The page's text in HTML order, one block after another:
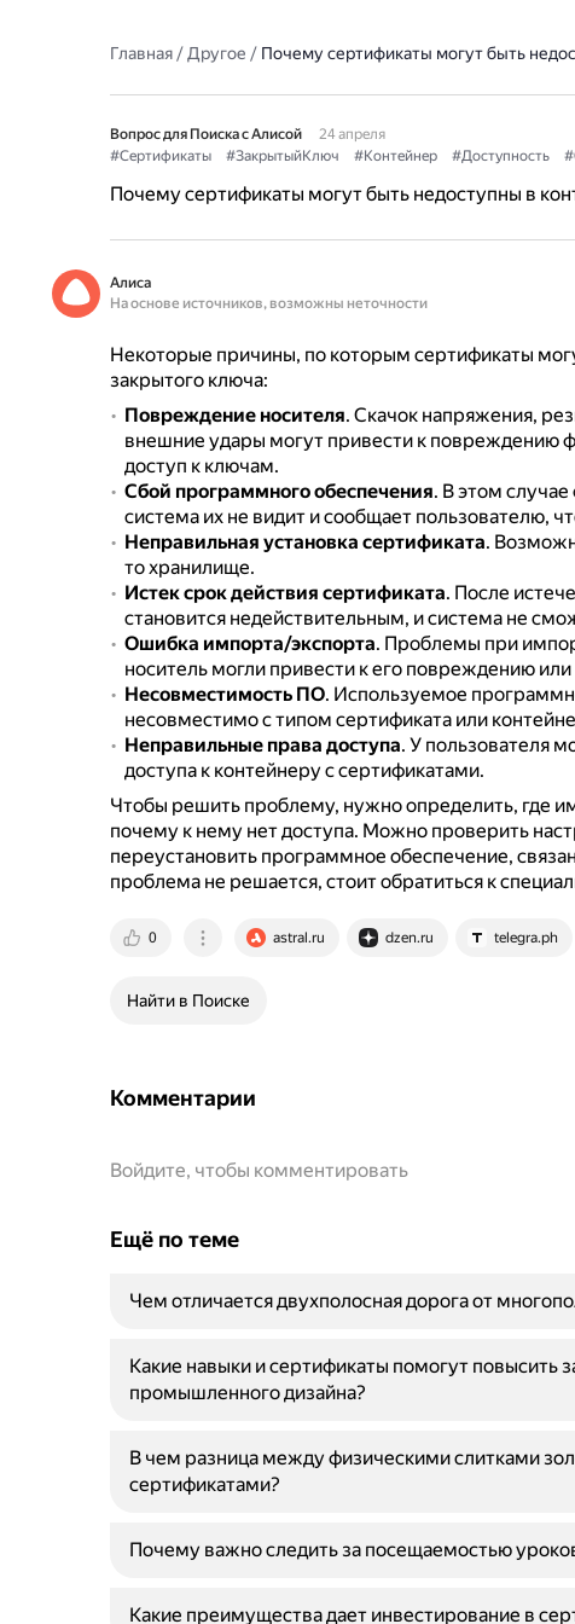
Главная/Другое / Почему сертификаты могут быть
Вопрос для Поиска с Алисой
24 апреля
#Сертификаты
#ЗакрытыйКлюч #Контейнер #Доступность
Почему сертификаты могут быть недоступны в
Алиса
На основе источников, возможны неточности
Некоторые причины, по которым сертификаты
закрытого ключа:
Повреждение носителя. Скачок напряжения,
внешние удары могут привести к повреждению
доступ к ключам.
Сбой программного обеспечения. В этом
система их не видит и сообщает пользователю,
Неправильная установка сертификата.
то хранилище.
Истек срок действия сертификата. После
становится недействительным, и система не
Ошибка импорта/экспорта. Проблемы при
носитель могли привести к его повреждению
Несовместимость ПО. Используемое
несовместимо с типом сертификата или
Неправильные права доступа. У пользователя
доступа к контейнеру с сертификатами.
Чтобы решить проблему, нужно определить, где
почему к нему нет доступа. Можно проверить
переустановить программное обеспечение,
проблема не решается, стоит обратиться к
0 astral.ru dzen.ru telegra.ph
Найти в Поиске
Комментарии
Войдите, чтобы комментировать
Ещё по теме
Чем отличается двухполосная дорога от
Какие навыки и сертификаты помогут повысить
промышленного дизайна?
В чем разница между физическими слитками
сертификатами?
Почему важно следить за посещаемостью
Какие преимущества дает инвестирование в